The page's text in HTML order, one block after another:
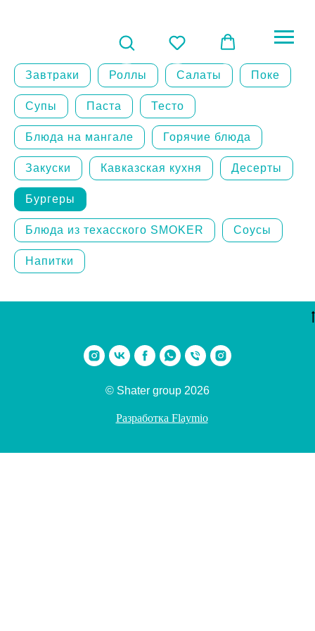
Завтраки Роллы Салаты Поке
Супы Паста Тесто
Блюда на мангале Горячие блюда
Закуски Кавказская кухня Десерты
Бургеры
Блюда из техасского SMOKER Соусы
Напитки
© Shater group 2026
Разработка Flaymio